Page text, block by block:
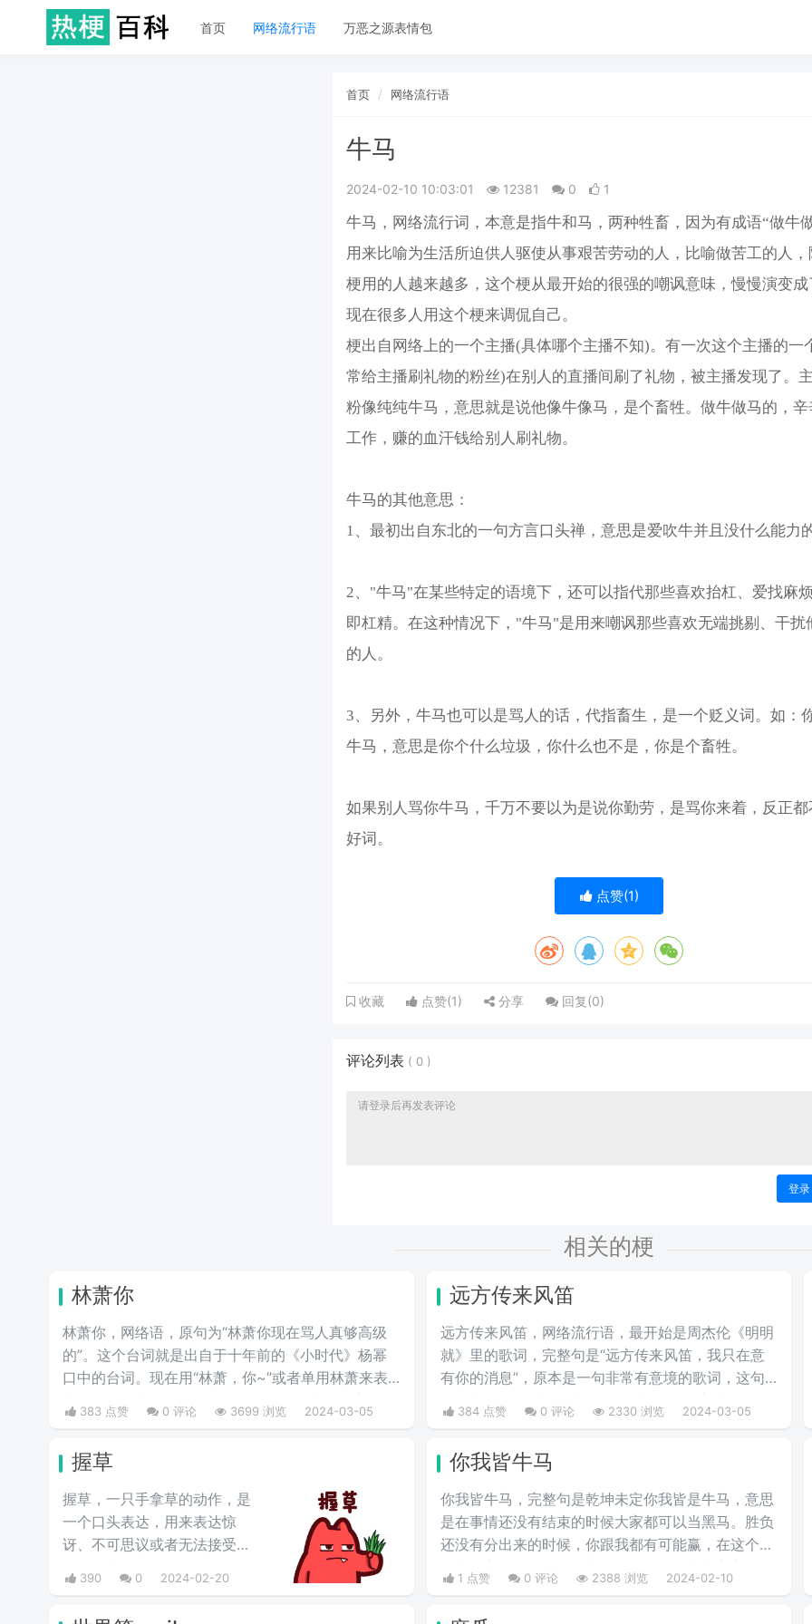
首页 网络流行语 万恶之源表情包
首页 网络流行语
牛马
2024-02-10 10:03:01 12381 0 1
牛马，网络流行词，本意是指牛和马，两种牲畜，因为有成语“做牛
用来比喻为生活所迫供人驱使从事艰苦劳动的人，比喻做苦工的人
梗用的人越来越多，这个梗从最开始的很强的嘲讽意味，慢慢演变
现在很多人用这个梗来调侃自己。
梗出自网络上的一个主播(具体哪个主播不知)。有一次这个主播的一
常给主播刷礼物的粉丝)在别人的直播间刷了礼物，被主播发现了。
粉像纯纯牛马，意思就是说他像牛像马，是个畜牲。做牛做马的，
工作，赚的血汗钱给别人刷礼物。
牛马的其他意思：
1、最初出自东北的一句方言口头禅，意思是爱吹牛并且没什么能力
2、"牛马"在某些特定的语境下，还可以指代那些喜欢抬杠、爱找麻
即杠精。在这种情况下，"牛马"是用来嘲讽那些喜欢无端挑剔、干扰
的人。
3、另外，牛马也可以是骂人的话，代指畜生，是一个贬义词。如：
牛马，意思是你个什么垃圾，你什么也不是，你是个畜牲。
如果别人骂你牛马，千万不要以为是说你勤劳，是骂你来着，反正
好词。
点赞(1)
收藏 点赞(1) 分享 回复(0)
评论列表 ( 0 )
登录
相关的梗
林萧你
林萧你，网络语，原句为“林萧你现在骂人真够高级
的”。这个台词就是出自于十年前的《小时代》杨幂
口中的台词。现在用“林萧，你~”或者单用林萧来表
达，都是表达的一种阴阳怪气的意思。这三个字表示
别人在对于某件事情评判的时候运用的非常巧妙，就
383 点赞 0 评论 3699 浏览 2024-03-05
远方传来风笛
远方传来风笛，网络流行语，最开始是周杰伦《明明
就》里的歌词，完整句是“远方传来风笛，我只在意
有你的消息”，原本是一句非常有意境的歌词，这句
歌词却代表了“滚”，成了一种很新的骂人方式。
384 点赞 0 评论 2330 浏览 2024-03-05
握草
握草，一只手拿草的动作，是
一个口头表达，用来表达惊
讶、不可思议或者无法接受的
并不是骂人的意思。
390 0 2024-02-20
你我皆牛马
你我皆牛马，完整句是乾坤未定你我皆是牛马，意思
是在事情还没有结束的时候大家都可以当黑马。胜负
还没有分出来的时候，你跟我都有可能赢，在这个生
活中，永远不要轻易的小瞧任何人，因为大家永远不
知道，在生活的下一个转角处，这个人会有什么样出
1 点赞 0 评论 2388 浏览 2024-02-10